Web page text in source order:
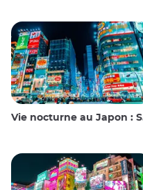
Vie nocturne au Japon : Sortir, voir et boire